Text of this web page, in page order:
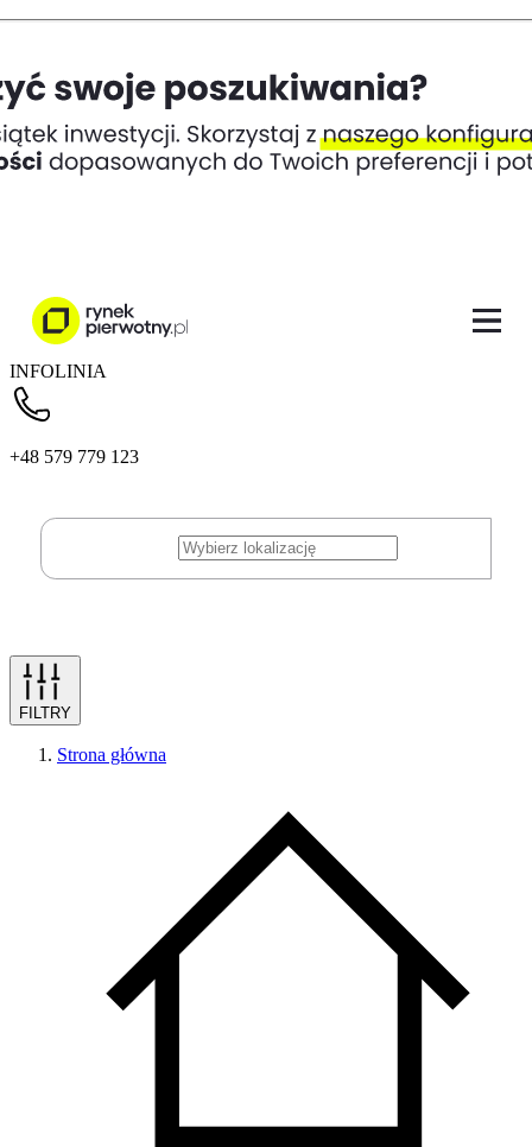
INFOLINIA
+48 579 779 123
FILTRY
Strona główna